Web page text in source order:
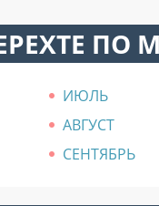
ПО
ИЮЛЬ
АВГУСТ
СЕНТЯБРЬ